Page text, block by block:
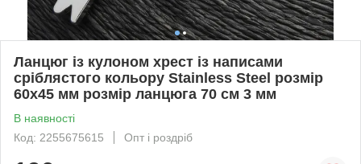
Ланцюг із кулоном хрест із написами
сріблястого кольору Stainless Steel розмір
60х45 мм розмір ланцюга 70 см 3 мм
В наявності
Код: 2255675615
Опт і роздріб